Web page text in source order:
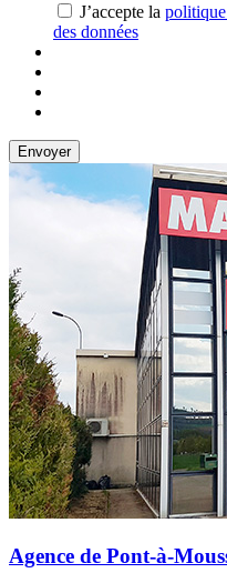
J’accepte la
des données
Agence de Pont-à-